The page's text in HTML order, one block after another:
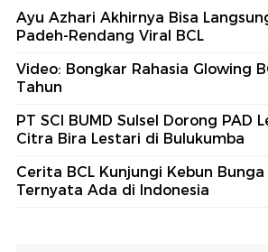
Ayu Azhari Akhirnya Bisa
Padeh-Rendang Viral BCL
Video: Bongkar Rahasia Glowing
Tahun
PT SCI BUMD Sulsel Dorong PAD
Citra Bira Lestari di Bulukumba
Cerita BCL Kunjungi Kebun
Ternyata Ada di Indonesia